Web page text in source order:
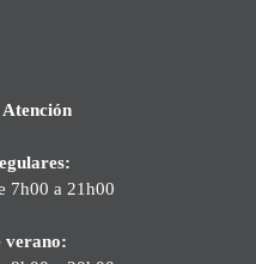
7h00 a 21h00
verano: